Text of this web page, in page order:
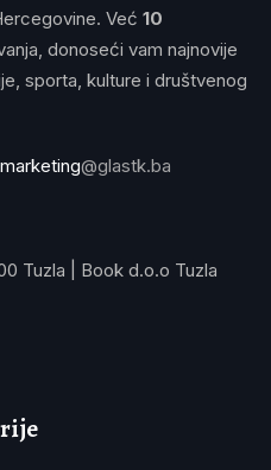
Već 10
donoseći vam najnovije
sporta, kulture i društvenog
marketing@glastk.ba
Tuzla | Book d.o.o Tuzla